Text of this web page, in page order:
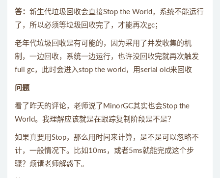
答： 新生代垃圾回收会直接Stop the World，系统不能运行
了，所以必须等垃圾回收完了，才能再次gc；
老年代垃圾回收是有可能的，因为采用了并发收集的机
制，一边回收，系统一边运行，也许没回收完就再次触发
full gc，此时会进入stop the world，用serial old来回收
问题
看了昨天的评论，老师说了MinorGC其实也会Stop the
World。我理解应该就是在跟踪复制阶段是不是？
如果真要用Stop，那么用时间来计算，是不是可以忽略不
计，一般情况下。比如10ms，或者5ms就能完成这个步
骤？烦请老师解惑下。